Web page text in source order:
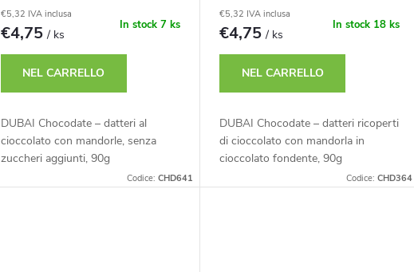
€5,32 IVA inclusa
€4,75/ ks
In stock7 ks
NEL CARRELLO
DUBAI Chocodate – datteri al
cioccolato con mandorle, senza
zuccheri aggiunti, 90g
Codice:CHD641
€5,32 IVA inclusa
€4,75/ ks
In stock 18 ks
NEL CARRELLO
DUBAI Chocodate – datteri ricoperti
di cioccolato con mandorla in
cioccolato fondente, 90g
Codice: CHD364